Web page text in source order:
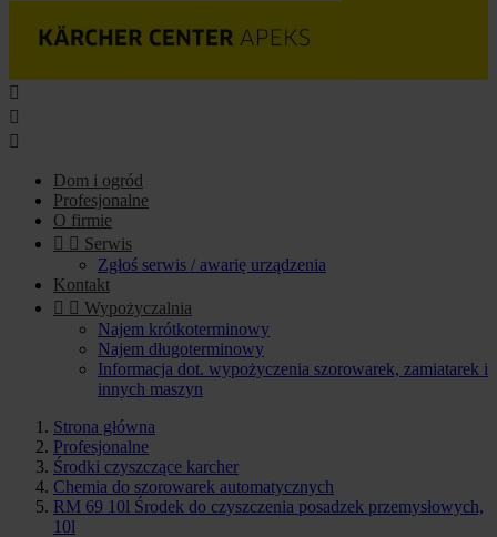



Dom i ogród
Profesjonalne
O firmie
  Serwis
Zgłoś serwis / awarię urządzenia
Kontakt
  Wypożyczalnia
Najem krótkoterminowy
Najem długoterminowy
Informacja dot. wypożyczenia szorowarek, zamiatarek i
innych maszyn
Strona główna
Profesjonalne
Środki czyszczące karcher
Chemia do szorowarek automatycznych
RM 69 10l Środek do czyszczenia posadzek przemysłowych,
10l